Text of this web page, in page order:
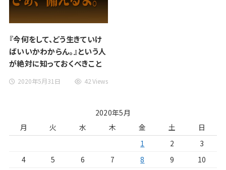
『今何をして、どう生きていけ
ばいいかわからん。』という人
が絶対に知っておくべきこと
2020年5月31日 42 Views
2020年5月
月
火 水 木 金 土
日
1
2
3
4
5 6 7 8 9
10